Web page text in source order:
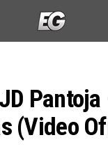
Pantoja
(Video